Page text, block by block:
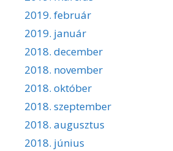
2019. február
2019. január
2018. december
2018. november
2018. október
2018. szeptember
2018. augusztus
2018. június